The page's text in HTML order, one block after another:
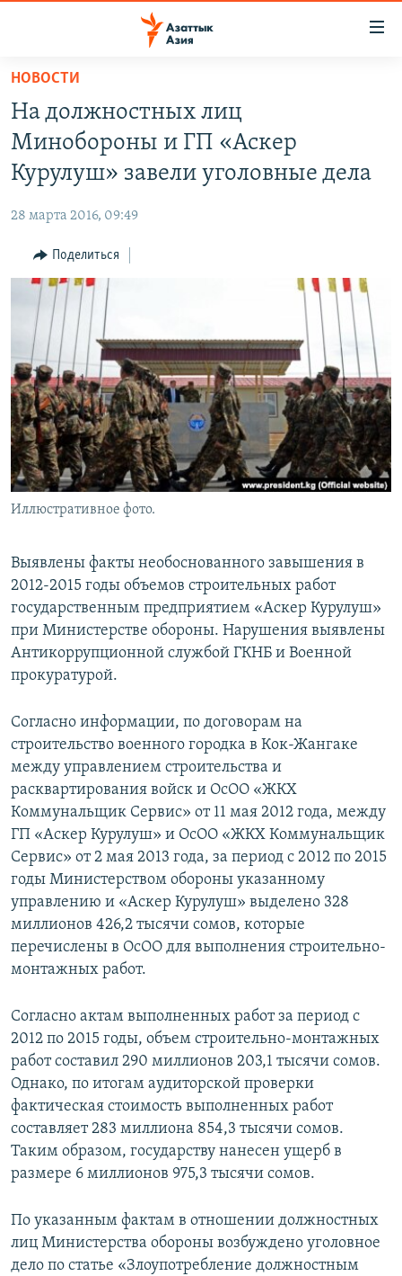
Вернуться
основному
содержанию
Вернутся
главной
навигации
Вернутся
поиску
КАЗАХСТАН
ТАДЖИКИСТАН
НОВОСТИ
ВОЙНА В УКРАИНЕ
ҚАЗАҚША
КЫРГЫЗЧА
ЎЗБЕКЧА
ТОҶИКӢ
TÜRKMENÇE
Все сайты РСЕ/РС
НОВОСТИ
На должностных лиц
Минобороны и ГП «Аскер
Курулуш» завели уголовные дела
28 марта 2016, 09:49
Поделиться
Иллюстративное фото.
Выявлены факты необоснованного завышения в
2012-2015 годы объемов строительных работ
государственным предприятием «Аскер Курулуш»
при Министерстве обороны. Нарушения выявлены
Антикоррупционной службой ГКНБ и Военной
прокуратурой.
Согласно информации, по договорам на
строительство военного городка в Кок-Жангаке
между управлением строительства и
расквартирования войск и ОсОО «ЖКХ
Коммунальщик Сервис» от 11 мая 2012 года, между
ГП «Аскер Курулуш» и ОсОО «ЖКХ Коммунальщик
Сервис» от 2 мая 2013 года, за период с 2012 по 2015
годы Министерством обороны указанному
управлению и «Аскер Курулуш» выделено 328
миллионов 426,2 тысячи сомов, которые
перечислены в ОсОО для выполнения строительно-
монтажных работ.
Согласно актам выполненных работ за период с
2012 по 2015 годы, объем строительно-монтажных
работ составил 290 миллионов 203,1 тысячи сомов.
Однако, по итогам аудиторской проверки
фактическая стоимость выполненных работ
составляет 283 миллиона 854,3 тысячи сомов.
Таким образом, государству нанесен ущерб в
размере 6 миллионов 975,3 тысячи сомов.
По указанным фактам в отношении должностных
лиц Министерства обороны возбуждено уголовное
дело по статье «Злоупотребление должностным